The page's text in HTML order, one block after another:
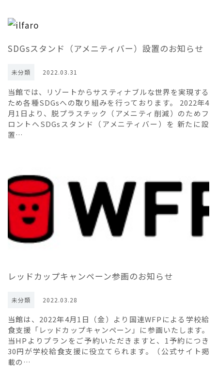
SDGsスタンド（アメニティバー）設置のお知らせ
未分類 2022.03.31
当館では、リゾートからサスティナブルな世界を実現する
ため各種SDGsへの取り組みを行っております。 2022年4
月1日より、脱プラスチック（アメニティ削減）のためフ
ロントへSDGsスタンド（アメニティバー）を 新たに設
置…
レッドカップキャンペーン参画のお知らせ
未分類 2022.03.28
当館は、2022年4月1日（金）より国連WFPによる学校給
食支援「レッドカップキャンペーン」に参画いたします。
当HPよりプランをご予約いただきますと、1予約につき
30円が学校給食支援に役立てられます。（公式サイト掲
載の…